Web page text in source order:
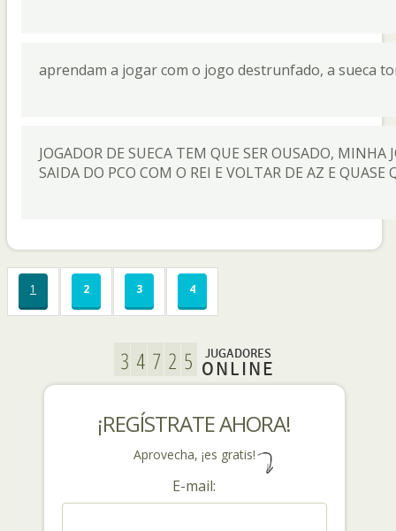
aprendam a jogar com o jogo destrunfado, a sueca
JOGADOR DE SUECA TEM QUE SER OUSADO, MINHA
SAIDA DO PCO COM O REI E VOLTAR DE AZ E QUASE
1 2 3 4
JUGADORES
ONLINE
¡REGÍSTRATE AHORA!
Aprovecha, ¡es gratis!
E-mail: